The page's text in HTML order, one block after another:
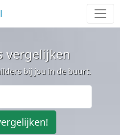
vergelijken
bij jou in de buurt.